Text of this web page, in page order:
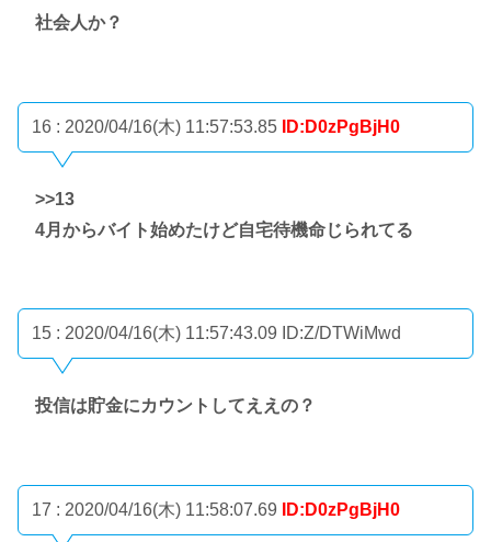
社会人か？
16 : 2020/04/16(木) 11:57:53.85 ID:D0zPgBjH0
>>13
4月からバイト始めたけど自宅待機命じられてる
15 : 2020/04/16(木) 11:57:43.09 ID:Z/DTWiMwd
投信は貯金にカウントしてええの？
17 : 2020/04/16(木) 11:58:07.69 ID:D0zPgBjH0